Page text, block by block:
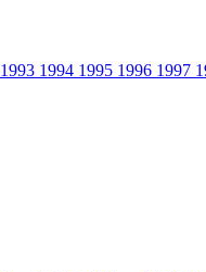
1993 1994 1995 1996 1997